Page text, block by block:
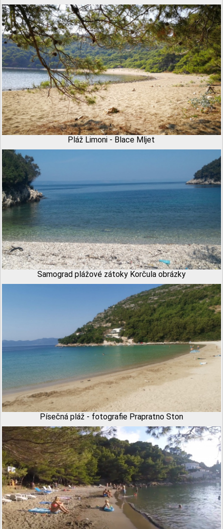
Pláž Limoni - Blace Mljet
Samograd plážové zátoky Korčula obrázky
Písečná pláž - fotografie Prapratno Ston